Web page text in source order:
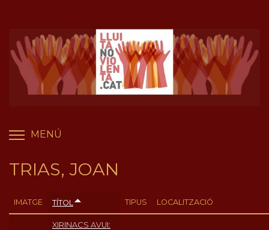
contingut
MENÚ
TRIAS, JOAN
IMATGE TÍTOL TIPUS LOCALITZACIÓ
XIRINACS AVUI: